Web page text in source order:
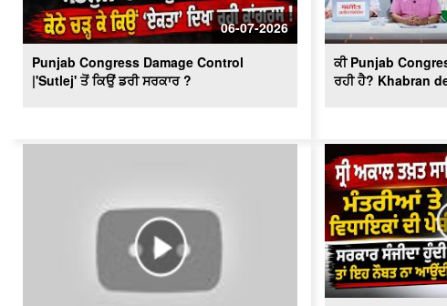
06-07-2026
Punjab Congress Damage Control
|'Sutlej' ਤੋਂ ਕਿਉਂ ਡਰੀ ਸਰਕਾਰ ?
ਕੀ Punjab
ਰਹੀ ਹੈ? Khabran